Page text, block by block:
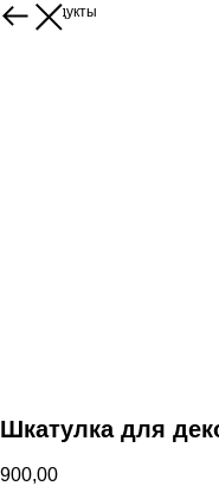
Ещё продукты
Шкатулка для
900,00